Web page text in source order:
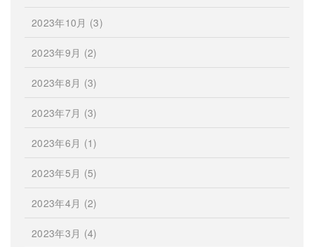
2023年10月 (3)
2023年9月 (2)
2023年8月 (3)
2023年7月 (3)
2023年6月 (1)
2023年5月 (5)
2023年4月 (2)
2023年3月 (4)